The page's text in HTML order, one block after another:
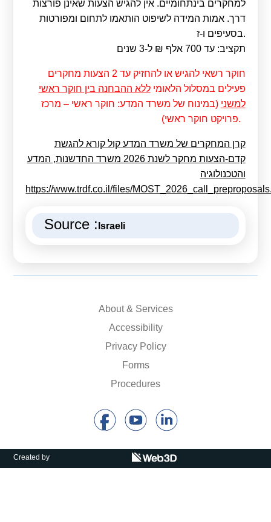
למחקרים בינתחומיים. אין להגיש הצעות שאינן פורצות
דרך. אמות המידה לשיפוט הותאמו לתחום ומפורטות
בסעיפים ו-ז.
תקציב: עד 700 אלף ₪ ל-3 שנים
חוקר רשאי להגיש או להחזיק עד 2 הצעות מחקרים
פעילים במסלול הלאומיללא ההבחנה בין חוקר ראשי
למשני (במינוח של משרד המדע: חוקר ראשי – מרכז
פרויקט חוקר ראשי).
קרן המחקרים של משרד המדע קול קורא להגשת
קדם-הצעות מחקר לשנת 2026 משרד החדשנות, המדע
והטכנולוגיה
https://www.trdf.co.il/files/
Source : Israeli
About & Services
Accessibility
Privacy Policy
Forms
Procedures
Created by